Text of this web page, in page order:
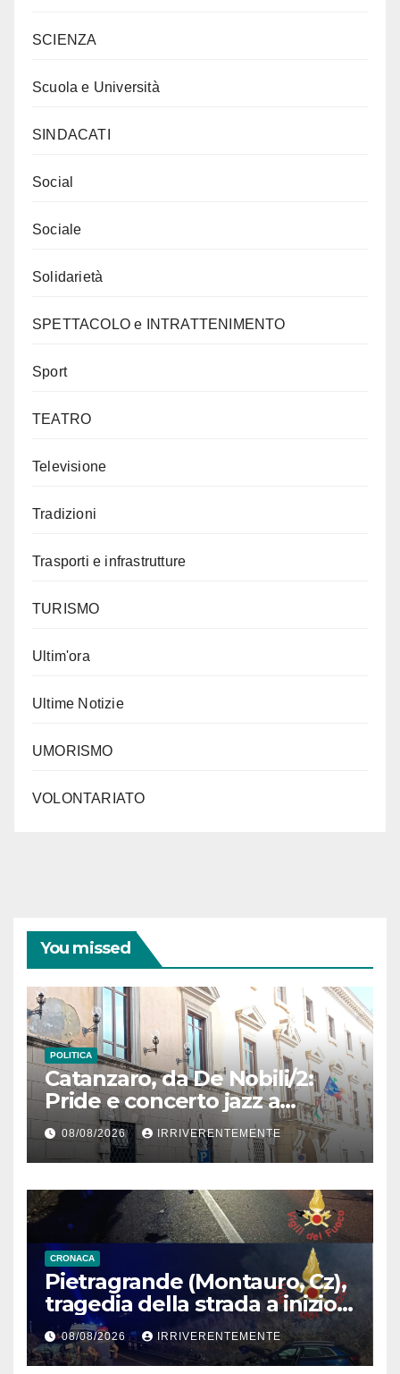
SCIENZA
Scuola e Università
SINDACATI
Social
Sociale
Solidarietà
SPETTACOLO e INTRATTENIMENTO
Sport
TEATRO
Televisione
Tradizioni
Trasporti e infrastrutture
TURISMO
Ultim'ora
Ultime Notizie
UMORISMO
VOLONTARIATO
You missed
POLITICA
Catanzaro, da De Nobili/2:
Pride e concerto jazz a
Bellavista: le modifiche a
viabilità e sosta in vigore oggi
08/08/2026 IRRIVERENTEMENTE
CRONACA
Pietragrande (Montauro, Cz),
tragedia della strada a inizio
secondo weekend estivo.
Morte sulla Ss106
08/08/2026 IRRIVERENTEMENTE